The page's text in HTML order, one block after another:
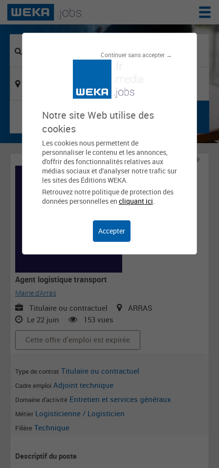
Continuer sans accepter →
Notre site Web utilise des
cookies
Les cookies nous permettent de
personnaliser le contenu et les annonces,
d'offrir des fonctionnalités relatives aux
médias sociaux et d'analyser notre trafic sur
les sites des Éditions WEKA.
Retrouvez notre politique de protection des
données personnelles en cliquant ici.
Accepter
Agent logistique transport
Mairie d'Arras
Titulaire ou contractuel
ARRAS
Le 22 juin
153 vues
Cette offre d'emploi est expirée
Type de contrat Titulaire ou contractuel
Cadre emploi Adjoint technique
Domaine d'activité Entretien et services généraux
Métier Logisticienne / Logisticien
Filière Technique
Descriptif du poste